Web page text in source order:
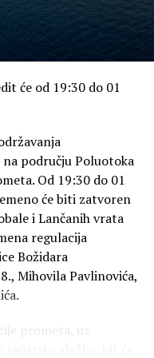
vremenu“, 1100.
u svoje ruke,
kulturu,
kao ključem
zbog njenih visokih
da smo svoju
kopita i
podsjetio je don
su pokušale
nasrtaji Zapada
će od 19:30 do 01
području Poluotoka
Od 19:30 do 01
će biti zatvoren
i Lančanih vrata
regulacija
Božidara
Mihovila Pavlinovića,
prometa, uz